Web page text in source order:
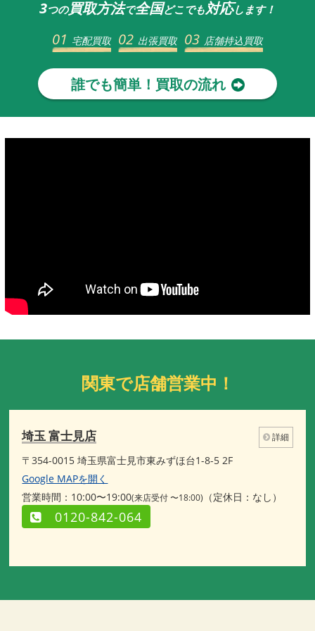
3つの買取方法で全国どこでも対応します！
01 宅配買取 02 出張買取 03 店舗持込買取
誰でも簡単！買取の流れ
関東で店舗営業中！
埼玉 富士見店 詳細
〒354-0015 埼玉県富士見市東みずほ台1-8-5 2F
Google MAPを開く
営業時間：10:00〜19:00(来店受付 〜18:00) （定休日：なし）
0120-842-064